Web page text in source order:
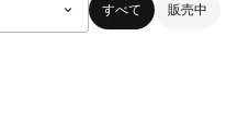
すべて 販売中